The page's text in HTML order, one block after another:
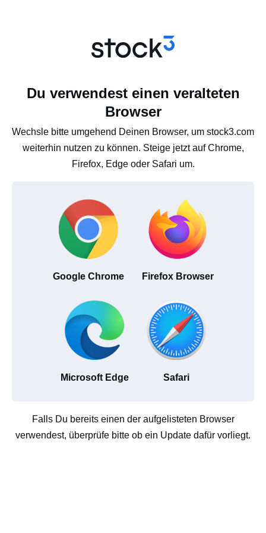
Du verwendest einen veralteten
Browser
Wechsle bitte umgehend Deinen Browser, um stock3.com
weiterhin nutzen zu können. Steige jetzt auf Chrome,
Firefox, Edge oder Safari um.
Google Chrome Firefox Browser
Microsoft Edge Safari
Falls Du bereits einen der aufgelisteten Browser
verwendest, überprüfe bitte ob ein Update dafür vorliegt.